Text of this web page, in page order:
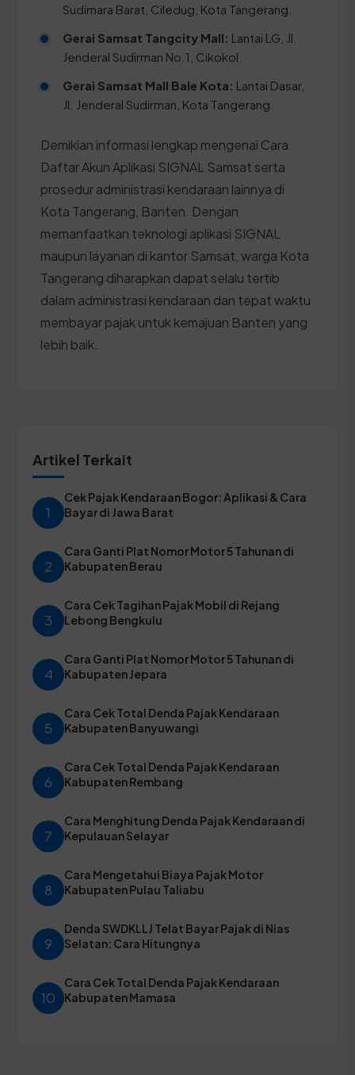
Sudimara Barat, Ciledug, Kota Tangerang.
Gerai Samsat Tangcity Mall: Lantai LG, Jl.
Jenderal Sudirman No.1, Cikokol.
Gerai Samsat Mall Bale Kota: Lantai Dasar,
Jl. Jenderal Sudirman, Kota Tangerang.
Demikian informasi lengkap mengenai Cara
Daftar Akun Aplikasi SIGNAL Samsat serta
prosedur administrasi kendaraan lainnya di
Kota Tangerang, Banten. Dengan
memanfaatkan teknologi aplikasi SIGNAL
maupun layanan di kantor Samsat, warga Kota
Tangerang diharapkan dapat selalu tertib
dalam administrasi kendaraan dan tepat waktu
membayar pajak untuk kemajuan Banten yang
lebih baik.
Artikel Terkait
1
Cek Pajak Kendaraan Bogor: Aplikasi & Cara
Bayar di Jawa Barat
2
Cara Ganti Plat Nomor Motor 5 Tahunan di
Kabupaten Berau
3
Cara Cek Tagihan Pajak Mobil di Rejang
Lebong Bengkulu
4
Cara Ganti Plat Nomor Motor 5 Tahunan di
Kabupaten Jepara
5
Cara Cek Total Denda Pajak Kendaraan
Kabupaten Banyuwangi
6
Cara Cek Total Denda Pajak Kendaraan
Kabupaten Rembang
7
Cara Menghitung Denda Pajak Kendaraan di
Kepulauan Selayar
8
Cara Mengetahui Biaya Pajak Motor
Kabupaten Pulau Taliabu
9
Denda SWDKLLJ Telat Bayar Pajak di Nias
Selatan: Cara Hitungnya
10
Cara Cek Total Denda Pajak Kendaraan
Kabupaten Mamasa